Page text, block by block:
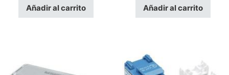
Añadir al carrito Añadir al carrito